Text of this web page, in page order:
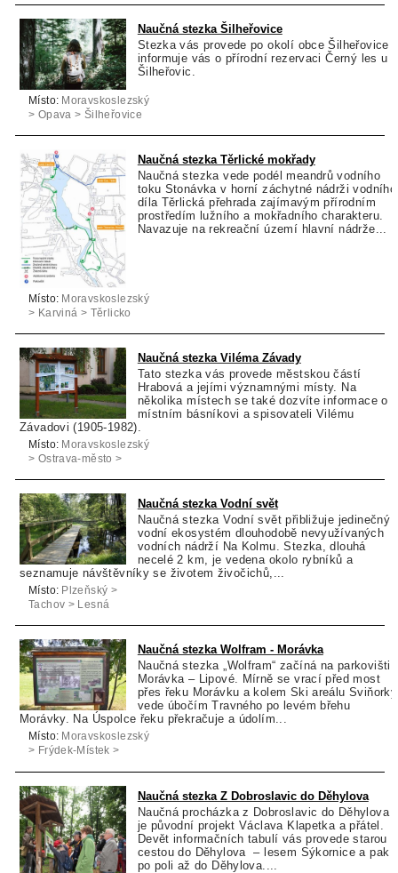
Naučná stezka Šilheřovice
Stezka vás provede po okolí obce Šilheřovice
informuje vás o přírodní rezervaci Černý les u
Šilheřovic.
Místo: Moravskoslezský
> Opava > Šilheřovice
Naučná stezka Těrlické mokřady
Naučná stezka vede podél meandrů vodního
toku Stonávka v horní záchytné nádrži vodního
díla Těrlická přehrada zajímavým přírodním
prostředím lužního a mokřadního charakteru.
Navazuje na rekreační území hlavní nádrže...
Místo: Moravskoslezský
> Karviná > Těrlicko
Naučná stezka Viléma Závady
Tato stezka vás provede městskou částí
Hrabová a jejími významnými místy. Na
několika místech se také dozvíte informace o
místním básníkovi a spisovateli Vilému
Závadovi (1905-1982).
Místo: Moravskoslezský
> Ostrava-město >
Naučná stezka Vodní svět
Naučná stezka Vodní svět přibližuje jedinečný
vodní ekosystém dlouhodobě nevyužívaných
vodních nádrží Na Kolmu. Stezka, dlouhá
necelé 2 km, je vedena okolo rybníků a
seznamuje návštěvníky se životem živočichů,...
Místo: Plzeňský >
Tachov > Lesná
Naučná stezka Wolfram - Morávka
Naučná stezka „Wolfram“ začíná na parkovišti
Morávka – Lipové. Mírně se vrací před most
přes řeku Morávku a kolem Ski areálu Sviňorky
vede úbočím Travného po levém břehu
Morávky. Na Úspolce řeku překračuje a údolím...
Místo: Moravskoslezský
> Frýdek-Místek >
Naučná stezka Z Dobroslavic do Děhylova
Naučná procházka z Dobroslavic do Děhylova
je původní projekt Václava Klapetka a přátel.
Devět informačních tabulí vás provede starou
cestou do Děhylova – lesem Sýkornice a pak
po poli až do Děhylova....